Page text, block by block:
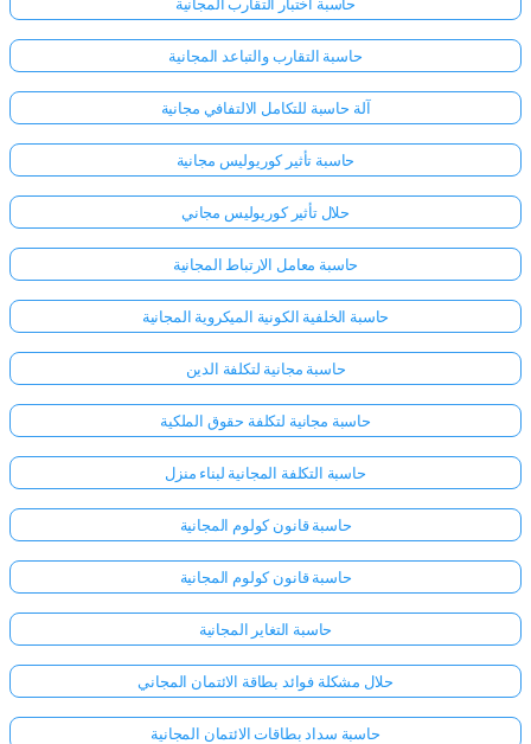
حاسبة التقارب والتباعد المجانية
آلة حاسبة للتكامل الالتفافي مجانية
حاسبة تأثير كوريوليس مجانية
حلال تأثير كوريوليس مجاني
حاسبة معامل الارتباط المجانية
حاسبة الخلفية الكونية الميكروية المجانية
حاسبة مجانية لتكلفة الدين
حاسبة مجانية لتكلفة حقوق الملكية
حاسبة التكلفة المجانية لبناء منزل
حاسبة قانون كولوم المجانية
حاسبة قانون كولوم المجانية
حاسبة التغاير المجانية
حلال مشكلة فوائد بطاقة الائتمان المجاني
حاسبة سداد بطاقات الائتمان المجانية